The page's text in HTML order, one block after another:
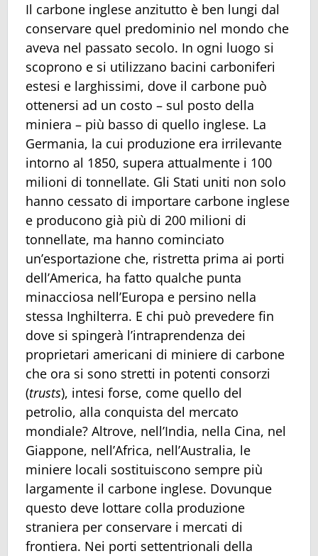
Il carbone inglese anzitutto è ben lungi dal
conservare quel predominio nel mondo che
aveva nel passato secolo. In ogni luogo si
scoprono e si utilizzano bacini carboniferi
estesi e larghissimi, dove il carbone può
ottenersi ad un costo – sul posto della
miniera – più basso di quello inglese. La
Germania, la cui produzione era irrilevante
intorno al 1850, supera attualmente i 100
milioni di tonnellate. Gli Stati uniti non solo
hanno cessato di importare carbone inglese
e producono già più di 200 milioni di
tonnellate, ma hanno cominciato
un’esportazione che, ristretta prima ai porti
dell’America, ha fatto qualche punta
minacciosa nell’Europa e persino nella
stessa Inghilterra. E chi può prevedere fin
dove si spingerà l’intraprendenza dei
proprietari americani di miniere di carbone
che ora si sono stretti in potenti consorzi
(trusts), intesi forse, come quello del
petrolio, alla conquista del mercato
mondiale? Altrove, nell’India, nella Cina, nel
Giappone, nell’Africa, nell’Australia, le
miniere locali sostituiscono sempre più
largamente il carbone inglese. Dovunque
questo deve lottare colla produzione
straniera per conservare i mercati di
frontiera. Nei porti settentrionali della